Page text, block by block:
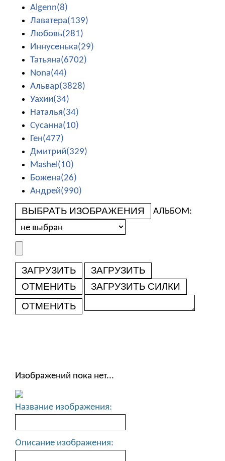
Algenn(8)
Лаватера(139)
Любовь(281)
Иннусенька(29)
Татьяна(6702)
Nona(44)
Альвар(3828)
Уахии(34)
Наталья(34)
Сусанна(10)
Ген(477)
Дмитрий(329)
Mashel(10)
Божена(26)
Андрей(990)
ВЫБРАТЬ ИЗОБРАЖЕНИЯ АЛЬБОМ:
ЗАГРУЗИТЬ
ЗАГРУЗИТЬ
ОТМЕНИТЬ
ЗАГРУЗИТЬ СИЛКИ
ОТМЕНИТЬ
Изображений пока нет...
Название изображения:
Описание изображения: